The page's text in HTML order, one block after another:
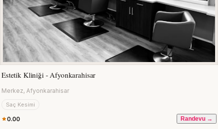
Estetik Kliniği - Afyonkarahisar
Merkez, Afyonkarahisar
Saç Kesimi
0.00 Randevu →